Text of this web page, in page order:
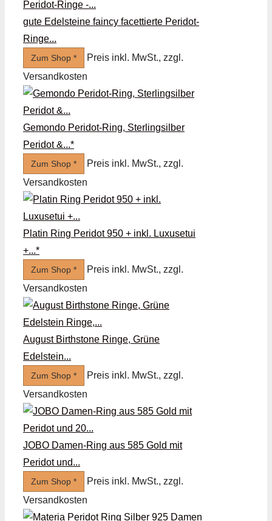
gute Edelsteine faincy facettierte Peridot-
Ringe...
Zum Shop *
Preis inkl. MwSt., zzgl.
Versandkosten
Gemondo Peridot-Ring, Sterlingsilber
Peridot &...*
Zum Shop *
Preis inkl. MwSt., zzgl.
Versandkosten
Platin Ring Peridot 950 + inkl. Luxusetui
+...*
Zum Shop *
Preis inkl. MwSt., zzgl.
Versandkosten
August Birthstone Ringe, Grüne
Edelstein...
Zum Shop *
Preis inkl. MwSt., zzgl.
Versandkosten
JOBO Damen-Ring aus 585 Gold mit
Peridot und...
Zum Shop *
Preis inkl. MwSt., zzgl.
Versandkosten